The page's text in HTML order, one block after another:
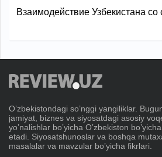
Взаимодействие Узбекистана
Oʼzbekistondagi soʼnggi yangiliklar.
jamiyat, biznes va siyosatdagi asosiy
yoʼnalishlar boʼyicha Oʼzbekiston
etadi. Siyosatshunoslar va boshqa
masalalar va mavzular boʼyicha fikrlari.